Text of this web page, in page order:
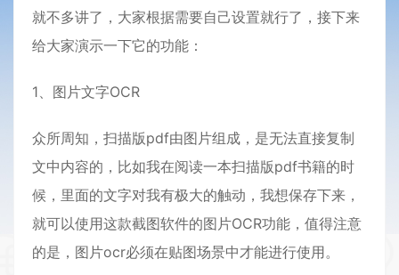
就不多讲了，大家根据需要自己设置就行了，接下来
给大家演示一下它的功能：
1、图片文字OCR
众所周知，扫描版pdf由图片组成，是无法直接复制
文中内容的，比如我在阅读一本扫描版pdf书籍的时
候，里面的文字对我有极大的触动，我想保存下来，
就可以使用这款截图软件的图片OCR功能，值得注意
的是，图片ocr必须在贴图场景中才能进行使用。